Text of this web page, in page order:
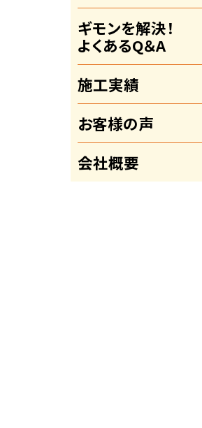
ギモンを解決！
よくあるQ＆A
施工実績
お客様の声
会社概要